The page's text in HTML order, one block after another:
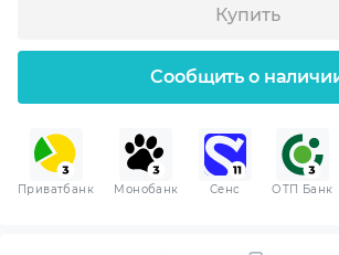
Купить
Сообщить о
Приватбанк Монобанк Сенс ОТП Банк